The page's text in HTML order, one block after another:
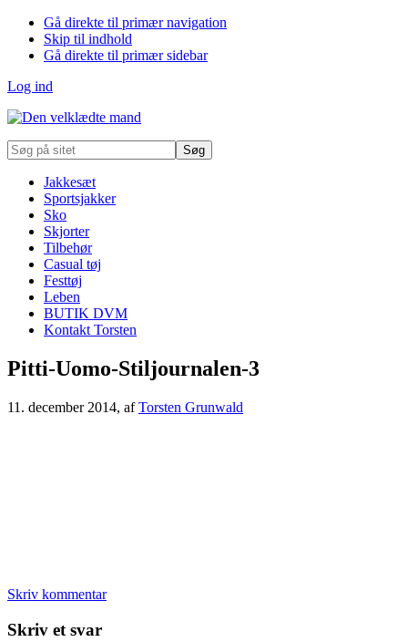
Gå direkte til primær navigation
Skip til indhold
Gå direkte til primær sidebar
Log ind
Søg
på
Jakkesæt
Sportsjakker
Sko
Skjorter
Tilbehør
Casual tøj
Festtøj
Leben
BUTIK DVM
Kontakt Torsten
Pitti-Uomo-Stiljournalen-3
11. december 2014, afTorsten Grunwald
Skriv kommentar
Læserinteraktioner
Skriv et svar